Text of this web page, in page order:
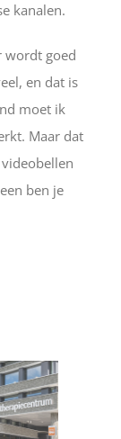
kanalen.
wordt goed
en dat is
moet ik
Maar dat
ben je